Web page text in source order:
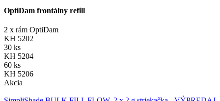
OptiDam frontálny refill
2 x rám OptiDam
KH 5202
30 ks
KH 5204
60 ks
KH 5206
Akcia